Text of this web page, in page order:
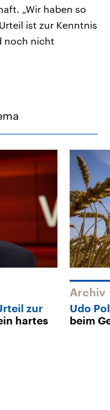
„Wir haben so
ist zur Kenntnis
noch nicht
zur
hartes
Archiv
Udo
beim